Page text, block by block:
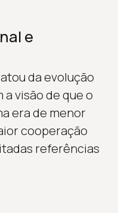
e
da evolução
visão de que o
era de menor
cooperação
referências